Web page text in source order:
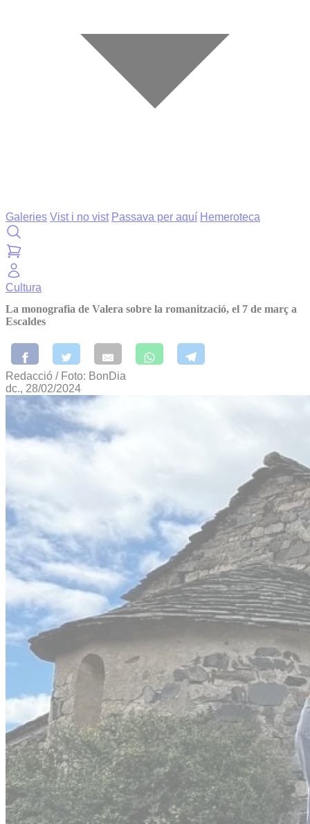
Galeries Vist i no vist Passava per aquí Hemeroteca
Cultura
La monografia de Valera sobre la romanització, el 7 de març a
Escaldes
Redacció / Foto: BonDia
dc., 28/02/2024